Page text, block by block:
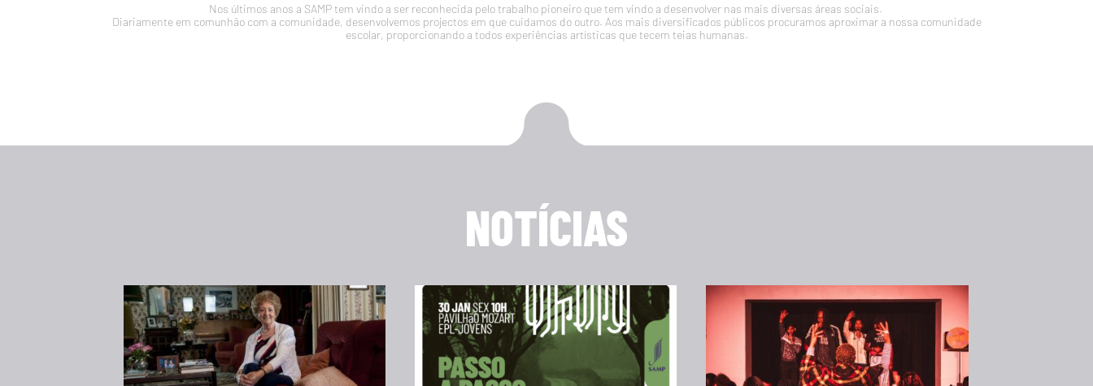
Nos últimos anos a SAMP tem vindo a ser reconhecida pelo trabalho pioneiro que tem vindo a desenvolver nas mais diversas áreas sociais.
Diariamente em comunhão com a comunidade, desenvolvemos projectos em que cuidamos do outro. Aos mais diversificados públicos procuramos aproximar a nossa comunidade
escolar, proporcionando a todos experiências artísticas que tecem teias humanas.
NOTÍCIAS